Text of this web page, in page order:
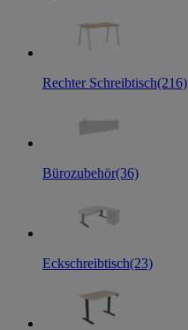
Rechter Schreibtisch(216)
Bürozubehör(36)
Eckschreibtisch(23)